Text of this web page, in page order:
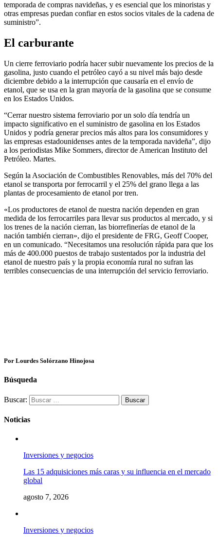
temporada de compras navideñas, y es esencial que los minoristas y
otras empresas puedan confiar en estos socios vitales de la cadena de
suministro”.
El carburante
Un cierre ferroviario podría hacer subir nuevamente los precios de la
gasolina, justo cuando el petróleo cayó a su nivel más bajo desde
diciembre debido a la interrupción que causaría en el envío de
etanol, que se usa en la gran mayoría de la gasolina que se consume
en los Estados Unidos.
“Cerrar nuestro sistema ferroviario por un solo día tendría un
impacto significativo en el suministro de gasolina en los Estados
Unidos y podría generar precios más altos para los consumidores y
las empresas estadounidenses antes de la temporada navideña”, dijo
a los periodistas Mike Sommers, director de American Instituto del
Petróleo. Martes.
Según la Asociación de Combustibles Renovables, más del 70% del
etanol se transporta por ferrocarril y el 25% del grano llega a las
plantas de procesamiento de etanol por tren.
«Los productores de etanol de nuestra nación dependen en gran
medida de los ferrocarriles para llevar sus productos al mercado, y si
los trenes de la nación cierran, las biorrefinerías de etanol de la
nación también cierran», dijo el presidente de FRG, Geoff Cooper,
en un comunicado. “Necesitamos una resolución rápida para que los
más de 400.000 puestos de trabajo sustentados por la industria del
etanol de nuestro país y la propia economía rural no sufran las
terribles consecuencias de una interrupción del servicio ferroviario.
Por Lourdes Solórzano Hinojosa
Búsqueda
Buscar:
Noticias
Inversiones y negocios
Las 15 adquisiciones más caras y su influencia en el mercado
global
agosto 7, 2026
Inversiones y negocios